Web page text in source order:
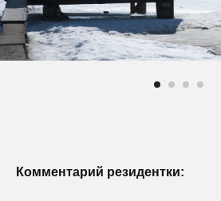
Комментарий резидентки: